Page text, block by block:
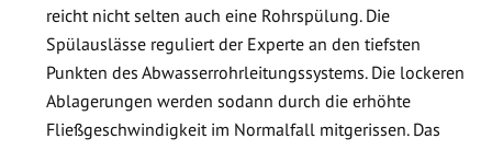
reicht nicht selten auch eine Rohrspülung. Die
Spülauslässe reguliert der Experte an den tiefsten
Punkten des Abwasserrohrleitungssystems. Die lockeren
Ablagerungen werden sodann durch die erhöhte
Fließgeschwindigkeit im Normalfall mitgerissen. Das